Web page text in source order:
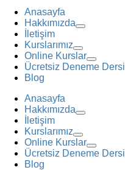
Anasayfa
Hakkımızda
İletişim
Kurslarımız
Online Kurslar
Ücretsiz Deneme Dersi
Blog
Anasayfa
Hakkımızda
İletişim
Kurslarımız
Online Kurslar
Ücretsiz Deneme Dersi
Blog